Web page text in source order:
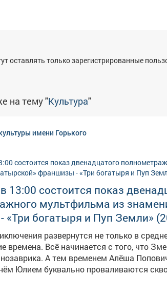
оставлять только зарегистрированные
на тему "Культура"
имени Горького
13:00 состоится показ
мультфильма из
богатыря и Пуп Земли»
развернутся не только в
времена. Всё начинается с того, что
А тем временем Алёша
Юлием буквально проваливаются
Никитичу предстоит выручить
Земли. Героев ждёт встреча с миром